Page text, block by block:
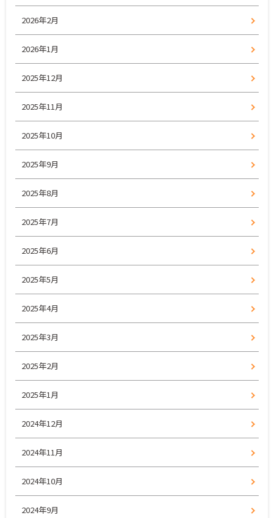
2026年2月
2026年1月
2025年12月
2025年11月
2025年10月
2025年9月
2025年8月
2025年7月
2025年6月
2025年5月
2025年4月
2025年3月
2025年2月
2025年1月
2024年12月
2024年11月
2024年10月
2024年9月